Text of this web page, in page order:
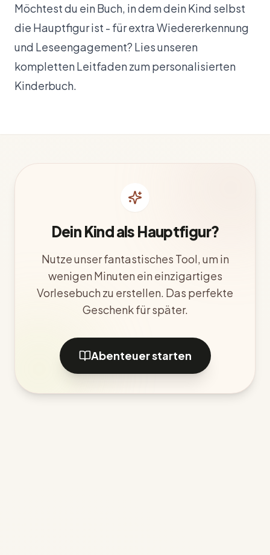
Möchtest du ein Buch, in dem dein Kind selbst
die Hauptfigur ist - für extra Wiedererkennung
und Leseengagement? Lies unseren
kompletten Leitfaden zum personalisierten
Kinderbuch.
Dein Kind als Hauptfigur?
Nutze unser fantastisches Tool, um in
wenigen Minuten ein einzigartiges
Vorlesebuch zu erstellen. Das perfekte
Geschenk für später.
Abenteuer starten